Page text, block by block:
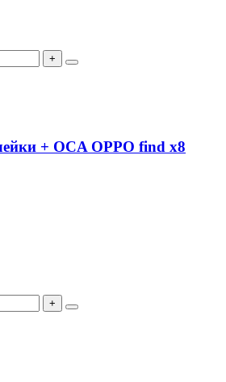
+
+ OCA OPPO find x8
+